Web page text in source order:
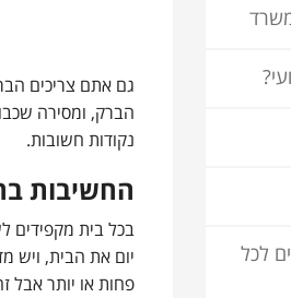
משרד
לכל
גם אתם צריכים
הברק, ומסירה
נקודות חשובות.
החשיבות
בכל בית מקפידים
יום את הבית, ויש
פחות או יותר אבל